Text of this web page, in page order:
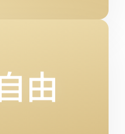
由